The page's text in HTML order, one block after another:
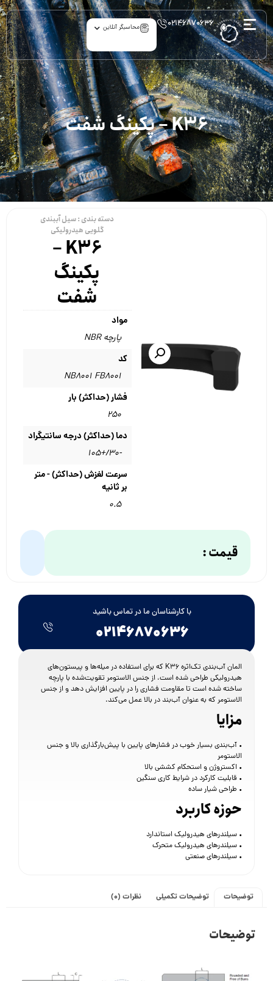
۰۲۱۴۶۸۷۰۶۳۶ محاسبگر آنلاین
K36 – پکینگ شفت
دسته بندی :سیل آببندی
گلویی هیدرولیکی
K36 –
پکینگ
شفت
مواد
پارچه NBR
کد
NB8001 FB8001
فشار (حداکثر) بار
۲۵۰
دما (حداکثر) درجه سانتیگراد
-۳۰/+۱۰۵
سرعت لغزش (حداکثر) - متر
بر ثانیه
۰.۵
قیمت :
با کارشناسان ما در تماس باشید
۰۲۱۴۶۸۷۰۶۳۶
المان آب‌بندی تک‌اثره K36 که برای استفاده در میله‌ها و پیستون‌های
هیدرولیکی طراحی شده است، از جنس الاستومر تقویت‌شده با پارچه
ساخته شده است تا مقاومت فشاری را در پایین افزایش دهد و از جنس
الاستومر که به عنوان آب‌بند در بالا عمل می‌کند.
مزایا
• آب‌بندی بسیار خوب در فشارهای پایین با پیش‌بارگذاری بالا و جنس
الاستومر
• اکستروژن و استحکام کششی بالا
• قابلیت کارکرد در شرایط کاری سنگین
• طراحی شیار ساده
حوزه کاربرد
• سیلندرهای هیدرولیک استاندارد
• سیلندرهای هیدرولیک متحرک
• سیلندرهای صنعتی
توضیحات توضیحات تکمیلی نظرات (0)
توضیحات